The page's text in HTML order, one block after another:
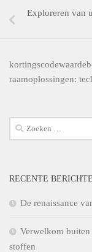
Exploreren van
raamoplossingen:
Zoeken
naar:
RECENTE
De renaissance
Verwelkom buiten
stoffen